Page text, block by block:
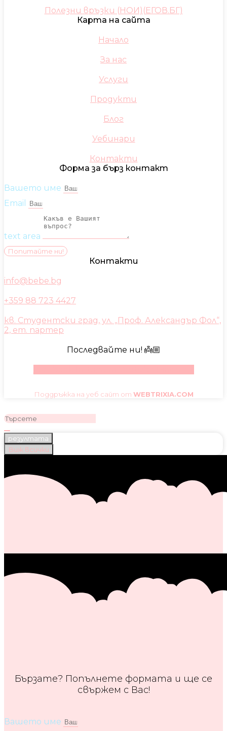
Полезни връзки (НОИ)(ЕГОВ.БГ)
Карта на сайта
Начало
За нас
Услуги
Продукти
Блог
Уебинари
Контакти
Форма за бърз контакт
Вашето име
Email
text area
Попитайте ни!
Контакти
info@bebe.bg
+359 88 723 4427
кв. Студентски град, ул. „Проф. Александър Фол“,
2, ет. партер
Последвайте ни! 👼🏼
Поддръжка на уеб сайт от WEBTRIXIA.COM
резултата
Виж всички
Бързате? Попълнете формата и ще се
свържем с Вас!
Вашето име